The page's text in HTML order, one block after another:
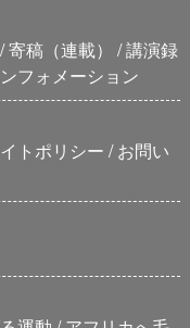
寄稿（連載）
講演録
フォメーション
トポリシー
お問い